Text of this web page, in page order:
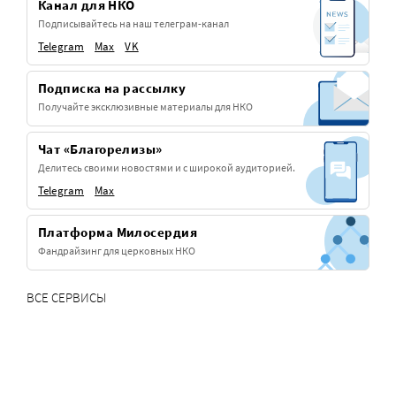
Канал для НКО
Подписывайтесь на наш телеграм-канал
Telegram Max VK
Подписка на рассылку
Получайте эксклюзивные материалы для НКО
Чат «Благорелизы»
Делитесь своими новостями и с широкой аудиторией.
Telegram Max
Платформа Милосердия
Фандрайзинг для церковных НКО
ВСЕ СЕРВИСЫ